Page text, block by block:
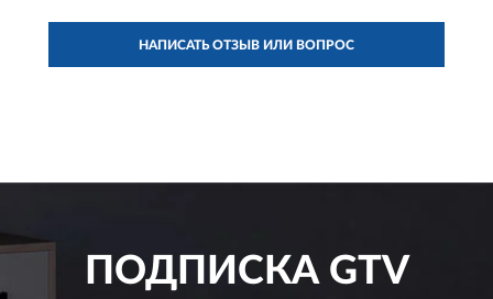
НАПИСАТЬ ОТЗЫВ ИЛИ ВОПРОС
ПОДПИСКАGTV